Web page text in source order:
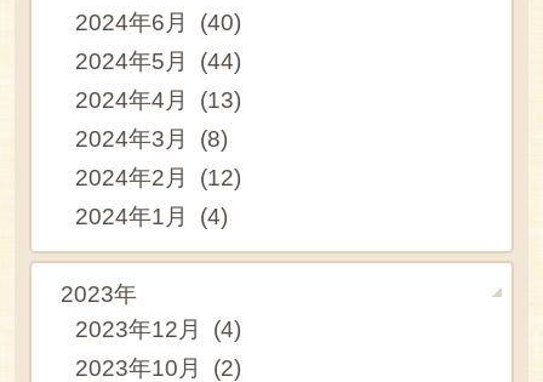
2024年6月 (40)
2024年5月 (44)
2024年4月 (13)
2024年3月 (8)
2024年2月 (12)
2024年1月 (4)
2023年
2023年12月 (4)
2023年10月 (2)